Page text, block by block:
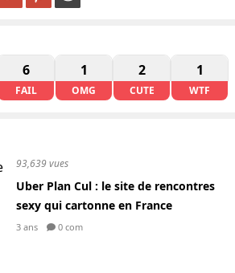
6
FAIL
1
OMG
2
CUTE
1
WTF
93,639 vues
Uber Plan Cul : le site de rencontres
sexy qui cartonne en France
3 ans 0 com